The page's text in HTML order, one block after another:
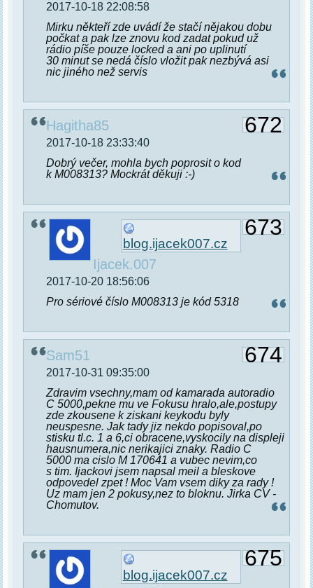
2017-10-18 22:08:58
Mirku někteří zde uvádí že stačí nějakou dobu
počkat a pak lze znovu kod zadat pokud už
rádio píše pouze locked a ani po uplinutí
30 minut se nedá číslo vložit pak nezbývá asi
nic jiného než servis
672
Hagitha85
2017-10-18 23:33:40
Dobrý večer, mohla bych poprosit o kod
k M008313? Mockrát děkuji :-)
673
blog.ijacek007.cz
Ijacek.007
2017-10-20 18:56:06
Pro sériové číslo M008313 je kód 5318
674
Sam51
2017-10-31 09:35:00
Zdravim vsechny,mam od kamarada autoradio
C 5000,pekne mu ve Fokusu hralo,ale,postupy
zde zkousene k ziskani keykodu byly
neuspesne. Jak tady jiz nekdo popisoval,po
stisku tl.c. 1 a 6,ci obracene,vyskocily na displeji
hausnumera,nic nerikajici znaky. Radio C
5000 ma cislo M 170641 a vubec nevim,co
s tim. Ijackovi jsem napsal meil a bleskove
odpovedel zpet ! Moc Vam vsem diky za rady !
Uz mam jen 2 pokusy,nez to bloknu. Jirka CV -
Chomutov.
675
blog.ijacek007.cz